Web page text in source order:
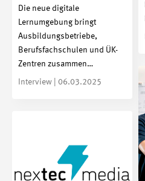
Die neue digitale
Lernumgebung bringt
Ausbildungsbetriebe,
Berufsfachschulen und ÜK-
Zentren zusammen…
Interview | 06.03.2025